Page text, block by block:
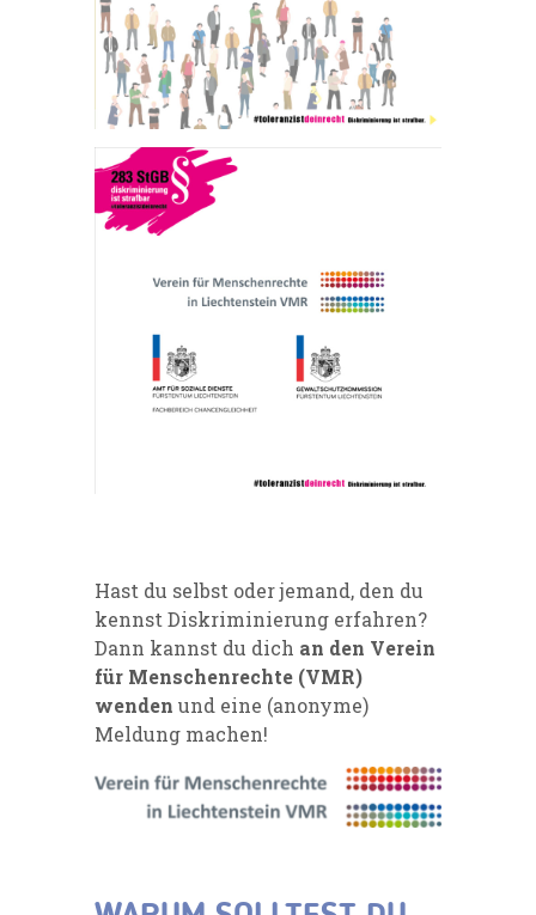
Hast du selbst oder jemand, den du
kennst Diskriminierung erfahren?
Dann kannst du dich an den Verein
für Menschenrechte (VMR)
wenden und eine (anonyme)
Meldung machen!